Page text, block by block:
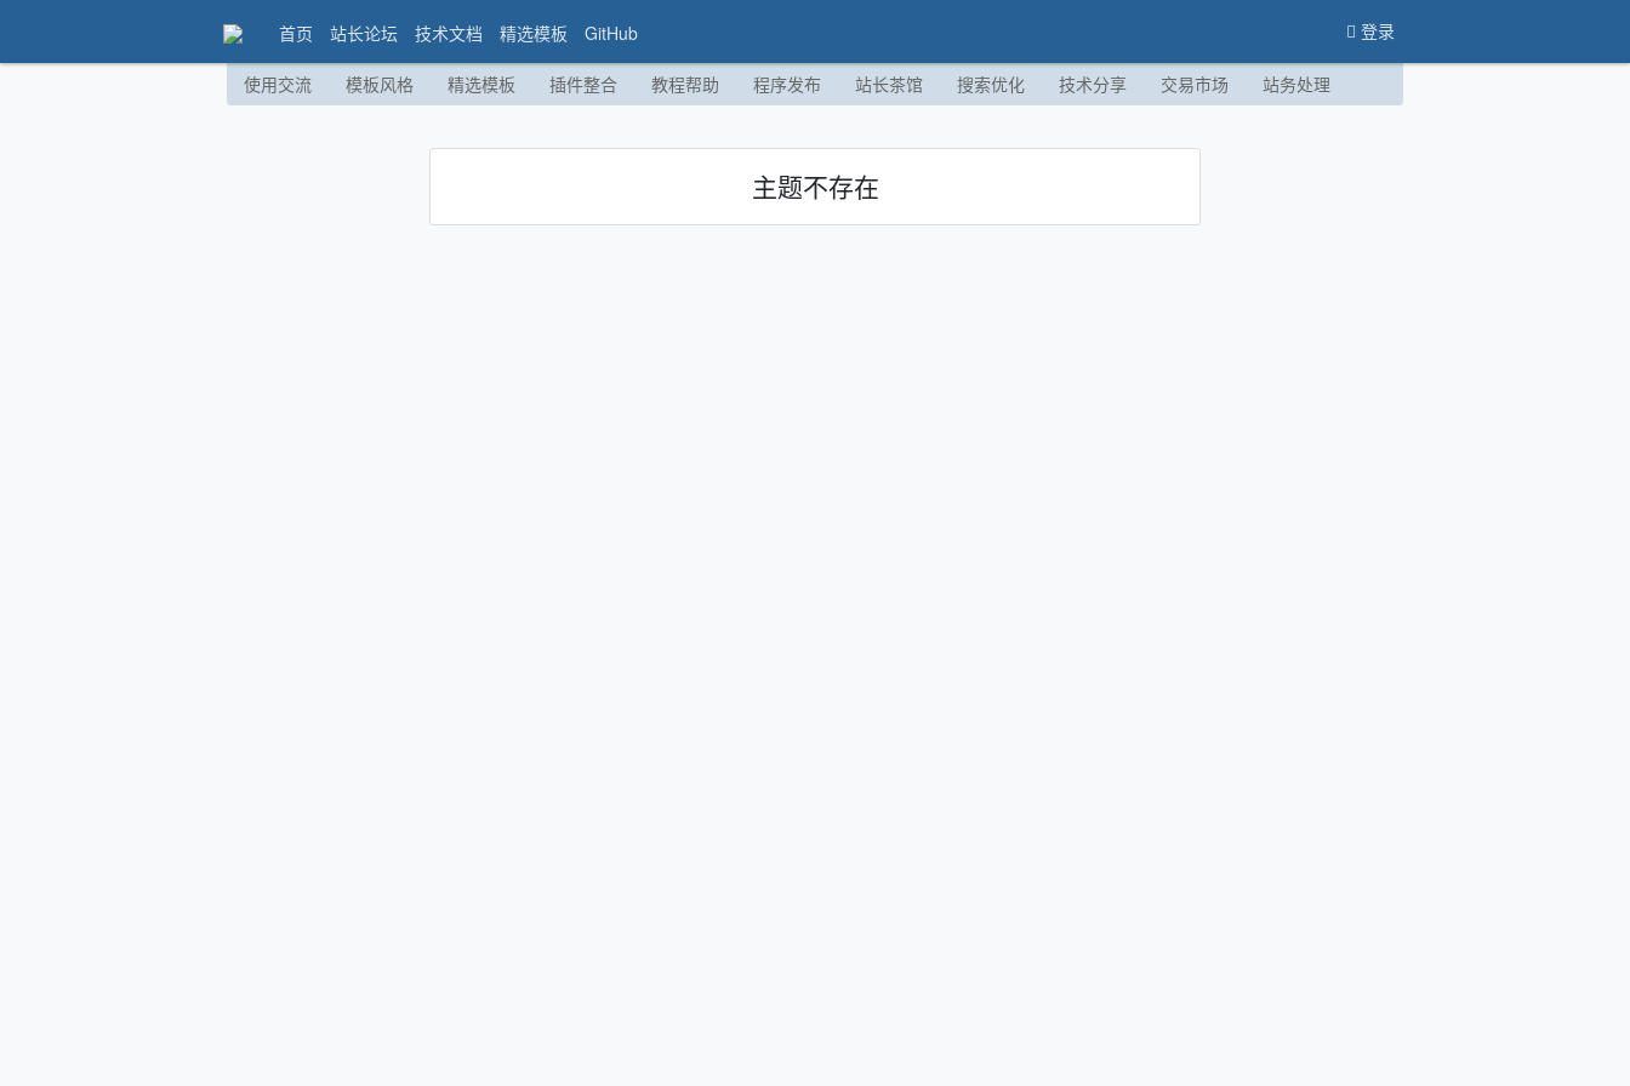
首页 站长论坛 技术文档 精选模板 GitHub 登录
使用交流 模板风格 精选模板 插件整合 教程帮助 程序发布 站长茶馆 搜索优化 技术分享 交易市场 站务处理
主题不存在